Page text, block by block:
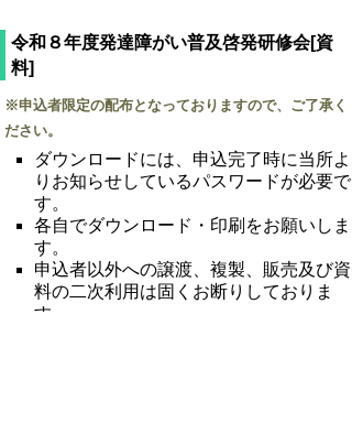
令和８年度発達障がい普及啓発研修会[資
料]
※申込者限定の配布となっておりますので、ご了承く
ださい。
ダウンロードには、申込完了時に当所よ
りお知らせしているパスワードが必要で
す。
各自でダウンロード・印刷をお願いしま
す。
申込者以外への譲渡、複製、販売及び資
料の二次利用は固くお断りしておりま
す。